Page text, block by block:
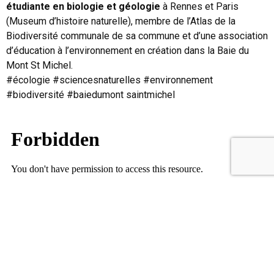
étudiante en biologie et géologie à Rennes et Paris
(Museum d’histoire naturelle), membre de l’Atlas de la
Biodiversité communale de sa commune et d’une association
d’éducation à l’environnement en création dans la Baie du
Mont St Michel.
#écologie #sciencesnaturelles #environnement
#biodiversité #baiedumont saintmichel